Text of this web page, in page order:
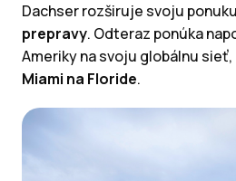
Dachser rozširuje svoju
prepravy. Odteraz ponúka
Ameriky na svoju globálnu sieť,
Miami na Floride.